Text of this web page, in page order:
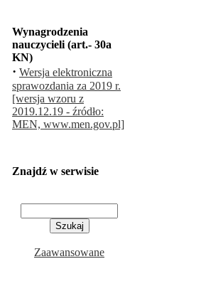
Wynagrodzenia
nauczycieli (art.- 30a
KN)
· Wersja elektroniczna
sprawozdania za 2019 r.
[wersja wzoru z
2019.12.19 - źródło:
MEN, www.men.gov.pl]
Znajdź w serwisie
Zaawansowane